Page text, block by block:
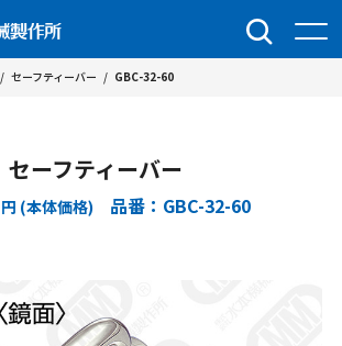
/ セーフティーバー / GBC-32-60
セーフティーバー
円 (本体価格) 品番：GBC-32-60